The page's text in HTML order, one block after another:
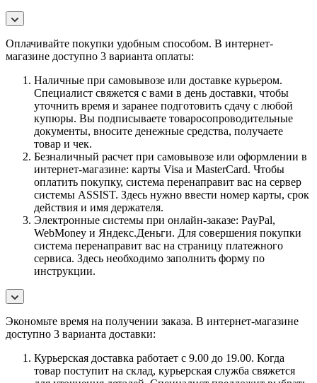
Оплачивайте покупки удобным способом. В интернет-
магазине доступно 3 варианта оплаты:
Наличные при самовывозе или доставке курьером.
Специалист свяжется с вами в день доставки, чтобы
уточнить время и заранее подготовить сдачу с любой
купюры. Вы подписываете товаросопроводительные
документы, вносите денежные средства, получаете
товар и чек.
Безналичный расчет при самовывозе или оформлении в
интернет-магазине: карты Visa и MasterCard. Чтобы
оплатить покупку, система перенаправит вас на сервер
системы ASSIST. Здесь нужно ввести номер карты, срок
действия и имя держателя.
Электронные системы при онлайн-заказе: PayPal,
WebMoney и Яндекс.Деньги. Для совершения покупки
система перенаправит вас на страницу платежного
сервиса. Здесь необходимо заполнить форму по
инструкции.
Экономьте время на получении заказа. В интернет-магазине
доступно 3 варианта доставки:
Курьерская доставка работает с 9.00 до 19.00. Когда
товар поступит на склад, курьерская служба свяжется